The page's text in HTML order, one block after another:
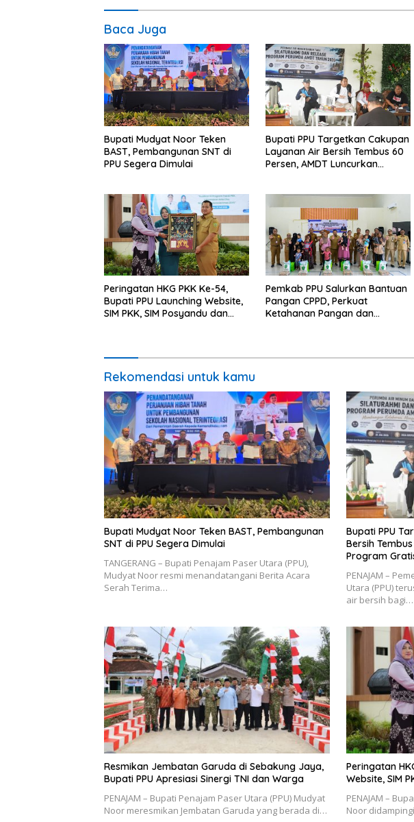
Baca Juga
Bupati Mudyat Noor Teken
BAST, Pembangunan SNT di
PPU Segera Dimulai
Bupati PPU Targetkan Cakupan
Layanan Air Bersih Tembus 60
Persen, AMDT Luncurkan
Peringatan HKG PKK Ke-54,
Bupati PPU Launching Website,
SIM PKK, SIM Posyandu dan
Pemkab PPU Salurkan Bantuan
Pangan CPPD, Perkuat
Ketahanan Pangan dan
Rekomendasi untuk kamu
Bupati Mudyat Noor Teken BAST, Pembangunan
SNT di PPU Segera Dimulai
TANGERANG – Bupati Penajam Paser Utara (PPU),
Mudyat Noor resmi menandatangani Berita Acara
Serah Terima…
Bupati PPU
Bersih
Program
PENAJAM –
Utara (PPU)
air bersih bagi…
Resmikan Jembatan Garuda di Sebakung Jaya,
Bupati PPU Apresiasi Sinergi TNI dan Warga
PENAJAM – Bupati Penajam Paser Utara (PPU) Mudyat
Noor meresmikan Jembatan Garuda yang berada di…
Peringatan
Website, SIM
PENAJAM –
Noor